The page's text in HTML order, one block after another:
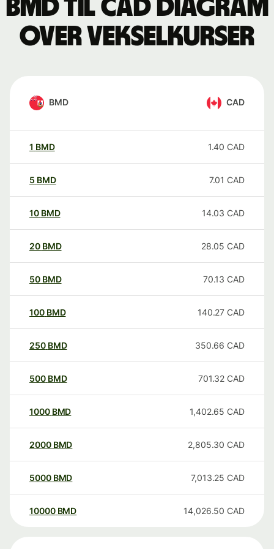
BMD til CAD Diagram
over vekselkurser
BMD CAD
1 BMD 1.40 CAD
5 BMD 7.01 CAD
10 BMD 14.03 CAD
20 BMD 28.05 CAD
50 BMD 70.13 CAD
100 BMD 140.27 CAD
250 BMD 350.66 CAD
500 BMD 701.32 CAD
1000 BMD 1,402.65 CAD
2000 BMD 2,805.30 CAD
5000 BMD 7,013.25 CAD
10000 BMD 14,026.50 CAD